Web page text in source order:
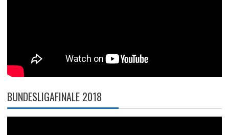
BUNDESLIGAFINALE 2018